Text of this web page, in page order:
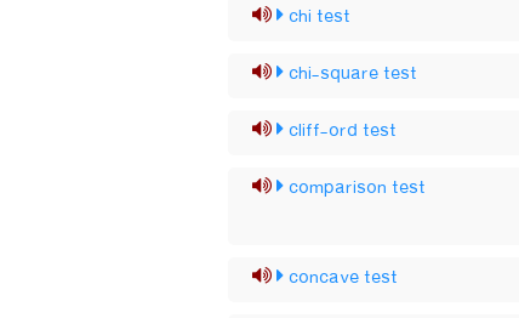
chi test
chi-square test
cliff-ord test
comparison test
concave test